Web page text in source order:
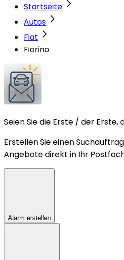
Startseite
Autos
Fiat
Fiorino
Seien Sie die Erste / der
Erstellen Sie einen
Angebote direkt in Ihr
Alarm erstellen